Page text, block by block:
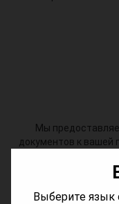
Мы
документов к вашей
Выберите язык